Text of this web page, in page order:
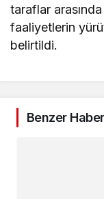
taraflar
faaliyetlerin
belirtildi.
Benzer